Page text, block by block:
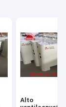
Alto